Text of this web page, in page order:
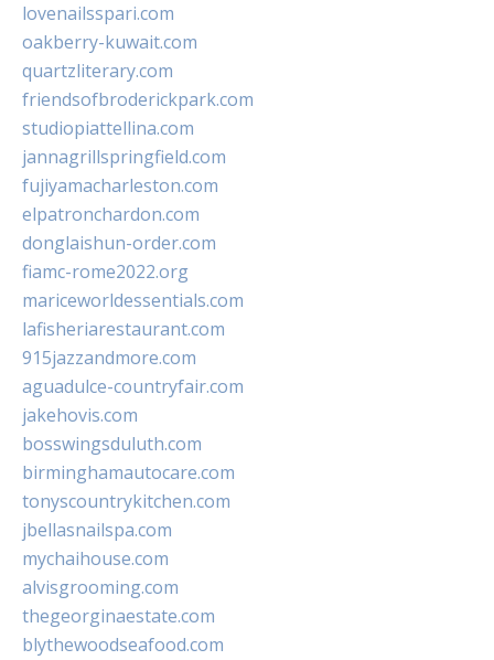
lovenailsspari.com
oakberry-kuwait.com
quartzliterary.com
friendsofbroderickpark.com
studiopiattellina.com
jannagrillspringfield.com
fujiyamacharleston.com
elpatronchardon.com
donglaishun-order.com
fiamc-rome2022.org
mariceworldessentials.com
lafisheriarestaurant.com
915jazzandmore.com
aguadulce-countryfair.com
jakehovis.com
bosswingsduluth.com
birminghamautocare.com
tonyscountrykitchen.com
jbellasnailspa.com
mychaihouse.com
alvisgrooming.com
thegeorginaestate.com
blythewoodseafood.com